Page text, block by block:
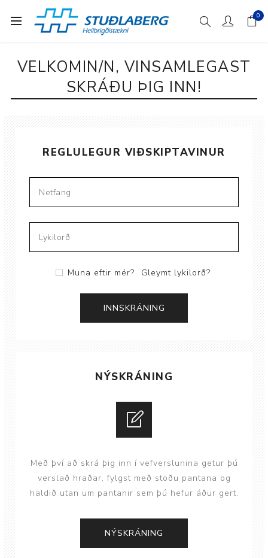
0
VELKOMIN/N, VINSAMLEGAST
SKRÁÐU ÞIG INN!
REGLULEGUR VIÐSKIPTAVINUR
Muna eftir mér? Gleymt lykilorð?
NÝSKRÁNING
Með því að skrá þig inn í vefverslunina getur þú
verslað hraðar, fylgst með stöðu pantana og
haldið utan um pantanir sem þú hefur áður gert.